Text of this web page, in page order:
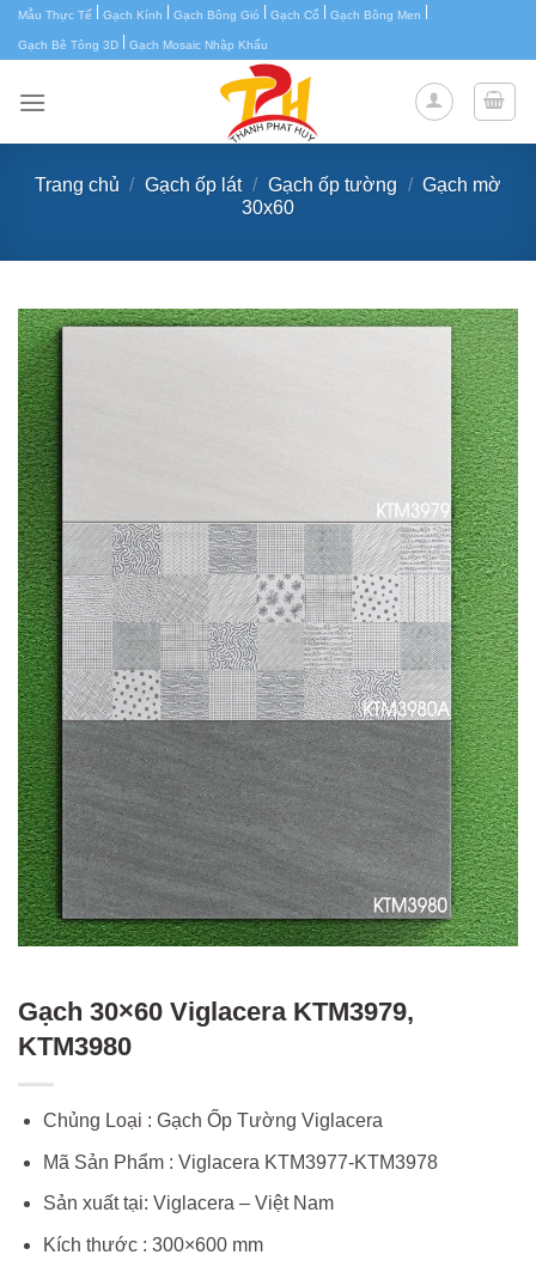
Chuyển
đến
dung
Mẫu Thực Tế Gạch Kính Gạch Bông Gió Gạch Cổ Gạch Bông Men
Gạch Bê Tông 3D Gạch Mosaic Nhập Khẩu
Trang chủ / Gạch ốp lát / Gạch ốp tường / Gạch mờ
30x60
Gạch 30×60 Viglacera KTM3979,
KTM3980
Chủng Loại : Gạch Ốp Tường Viglacera
Mã Sản Phẩm : Viglacera KTM3977-KTM3978
Sản xuất tại: Viglacera – Việt Nam
Kích thước : 300×600 mm